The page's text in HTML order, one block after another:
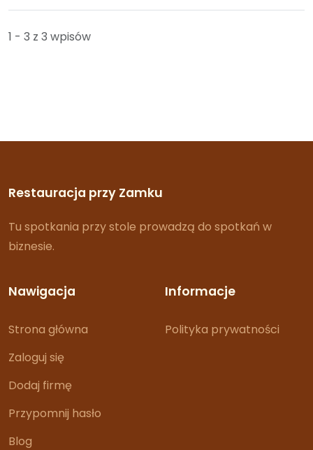
1 - 3 z 3 wpisów
Restauracja przy Zamku
Tu spotkania przy stole prowadzą do spotkań w
biznesie.
Nawigacja
Strona główna
Zaloguj się
Dodaj firmę
Przypomnij hasło
Blog
Informacje
Polityka prywatności